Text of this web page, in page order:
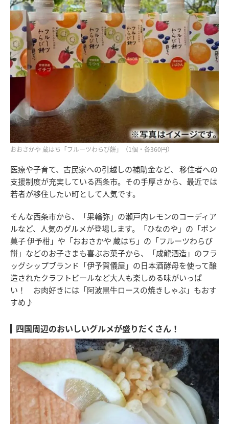
おおさかや 蔵はち「フルーツわらび餅」（1個・各360円）
医療や子育て、古民家への引越しの補助金など、 移住者への
支援制度が充実している西条市。その手厚さから、最近では
若者が移住したい町として人気です。
そんな西条市から、「果輪弥」の瀬戸内レモンのコーディア
ルなど、人気のグルメが登場します。「ひなのや」の「ポン
菓子 伊予柑」や「おおさかや 蔵はち」の「フルーツわらび
餅」などのお子さまも喜ぶお菓子から、「成龍酒造」のフラ
ッグシップブランド「伊予賀儀屋」の日本酒酵母を使って醸
造されたクラフトビールなど大人も楽しめる味がいっぱ
い！ お肉好きには「阿波黒牛ロースの焼きしゃぶ」もおす
すめ♪
四国周辺のおいしいグルメが盛りだくさん！